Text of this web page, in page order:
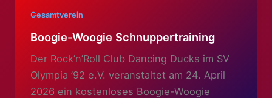
und
Teamgeist
Gesamtverein
Boogie-Woogie Schnuppertraining
Der Rock’n’Roll Club Dancing Ducks im SV
Olympia ’92 e.V. veranstaltet am 24. April
2026 ein kostenloses Boogie-Woogie